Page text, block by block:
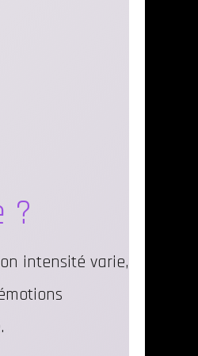
?
intensité varie,